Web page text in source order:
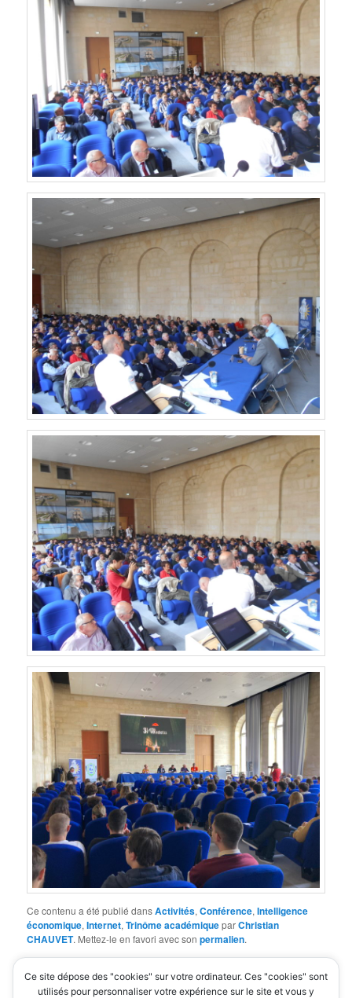
Ce contenu a été publié dansActivités,Conférence,Intelligence
économique,Internet,Trinôme académiqueparChristian
CHAUVET. Mettez-le en favori avec sonpermalien.
Laisser un commentaire
Ce site dépose des "cookies" sur votre ordinateur. Ces "cookies" sont
utilisés pour personnaliser votre expérience sur le site et vous y